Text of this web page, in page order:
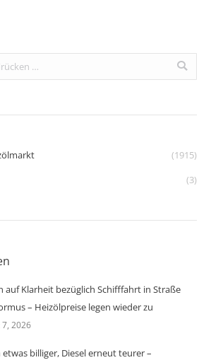
(1915)
(3)
auf Klarheit bezüglich Schifffahrt in Straße
– Heizölpreise legen wieder zu
2026
etwas billiger, Diesel erneut teurer –